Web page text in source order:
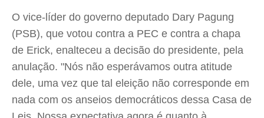
O vice-líder do governo deputado Dary Pagung
(PSB), que votou contra a PEC e contra a chapa
de Erick, enalteceu a decisão do presidente, pela
anulação. "Nós não esperávamos outra atitude
dele, uma vez que tal eleição não corresponde em
nada com os anseios democráticos dessa Casa de